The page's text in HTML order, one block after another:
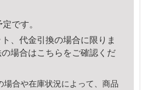
です。
、代金引換の場合に限りま
場合はこちら をご確認くだ
合や在庫状況によって、商品